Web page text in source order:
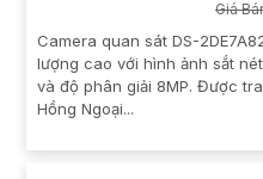
Giá
Camera quan sát DS-
lượng cao với hình ảnh sắt
và độ phân giải 8MP. Được
Hồng Ngoại...